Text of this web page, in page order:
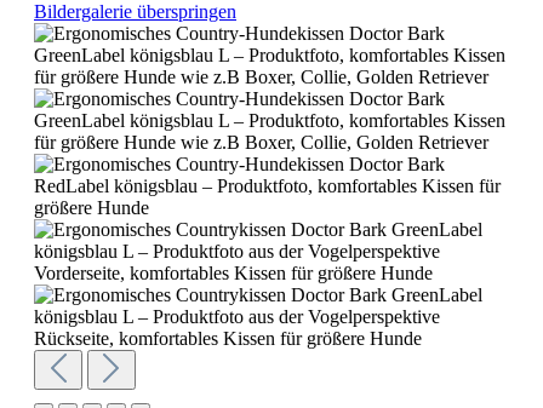
Bildergalerie überspringen